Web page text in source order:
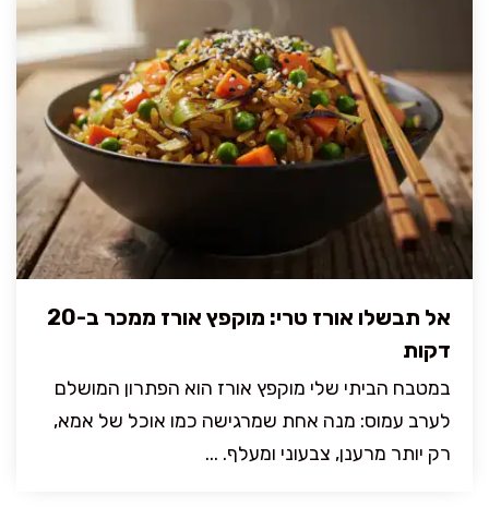
אל תבשלו אורז טרי: מוקפץ אורז ממכר ב-20
דקות
במטבח הביתי שלי מוקפץ אורז הוא הפתרון המושלם
לערב עמוס: מנה אחת שמרגישה כמו אוכל של אמא,
רק יותר מרענן, צבעוני ומעלף. ...